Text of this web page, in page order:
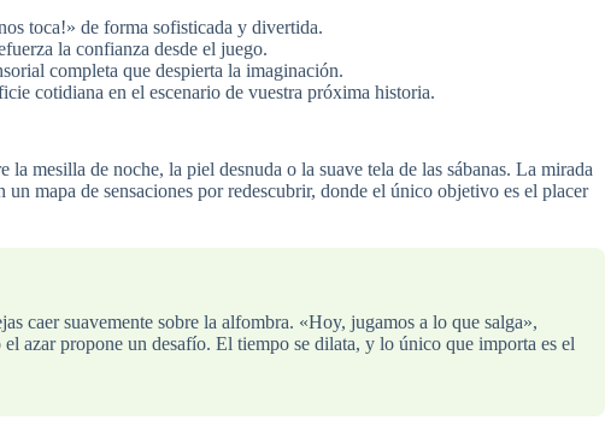
toca!» de forma sofisticada y divertida.
la confianza desde el juego.
completa que despierta la imaginación.
cotidiana en el escenario de vuestra próxima historia.
mesilla de noche, la piel desnuda o la suave tela de las sábanas. La mirada
mapa de sensaciones por redescubrir, donde el único objetivo es el placer
caer suavemente sobre la alfombra. «Hoy, jugamos a lo que salga»,
azar propone un desafío. El tiempo se dilata, y lo único que importa es el